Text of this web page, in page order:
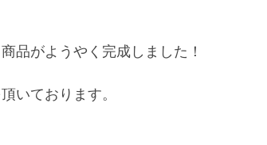
品がようやく完成しました！
いております。